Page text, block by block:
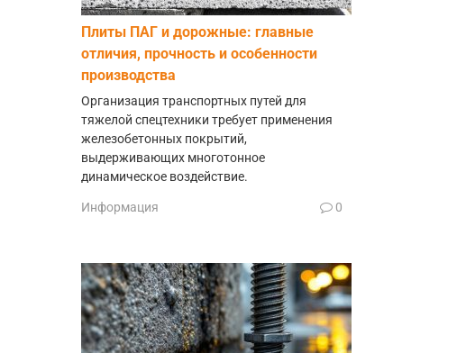
Плиты ПАГ и дорожные: главные
отличия, прочность и особенности
производства
Организация транспортных путей для
тяжелой спецтехники требует применения
железобетонных покрытий,
выдерживающих многотонное
динамическое воздействие.
Информация 0